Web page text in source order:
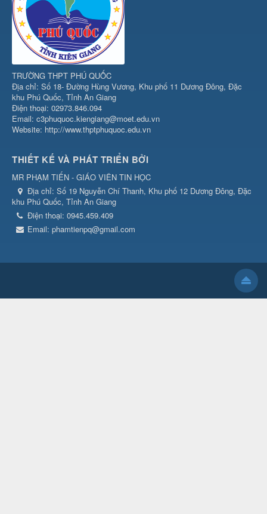
TRƯỜNG THPT PHÚ QUỐC
Địa chỉ: Số 18- Đường Hùng Vương, Khu phố 11 Dương Đông, Đặc
khu Phú Quốc, Tỉnh An Giang
Điện thoại: 02973.846.094
Email: c3phuquoc.kiengiang@moet.edu.vn
Website: http://www.thptphuquoc.edu.vn
THIẾT KẾ VÀ PHÁT TRIỂN BỞI
MR PHẠM TIẾN - GIÁO VIÊN TIN HỌC
Địa chỉ: Số 19 Nguyễn Chí Thanh, Khu phố 12 Dương Đông, Đặc
khu Phú Quốc, Tỉnh An Giang
Điện thoại: 0945.459.409
Email: phamtienpq@gmail.com